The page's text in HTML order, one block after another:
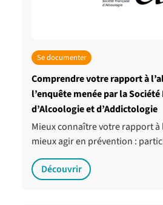
Se documenter
Comprendre votre rapport à
l’enquête menée par la Société
d’Alcoologie et d’Addictologie
Mieux connaître votre rapport à
mieux agir en prévention :
Découvrir